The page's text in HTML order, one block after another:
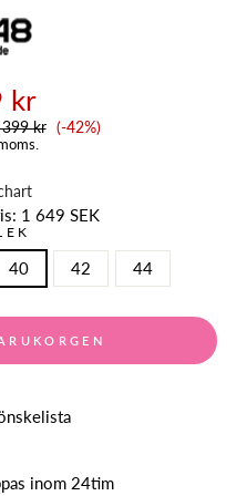
kr
kr Reapris
(-42%)
1 649 SEK
40 42 44
inom 24tim